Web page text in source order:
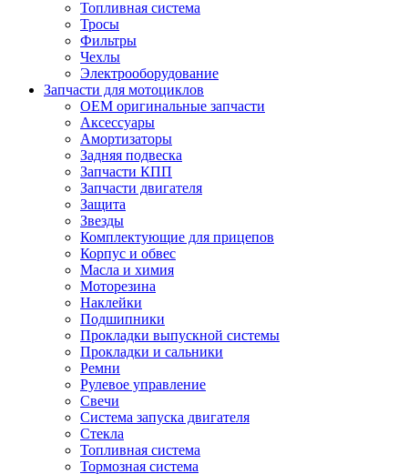
Топливная система
Тросы
Фильтры
Чехлы
Электрооборудование
Запчасти для мотоциклов
OEM оригинальные запчасти
Аксессуары
Амортизаторы
Задняя подвеска
Запчасти КПП
Запчасти двигателя
Защита
Звезды
Комплектующие для прицепов
Корпус и обвес
Масла и химия
Моторезина
Наклейки
Подшипники
Прокладки выпускной системы
Прокладки и сальники
Ремни
Рулевое управление
Свечи
Система запуска двигателя
Стекла
Топливная система
Тормозная система